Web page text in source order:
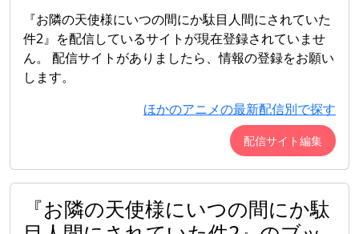
『お隣の天使様にいつの間にか駄目人間にされていた
件2』を配信しているサイトが現在登録されていませ
ん。 配信サイトがありましたら、情報の登録をお願い
します。
ほかのアニメの最新配信別で探す
配信サイト編集
『お隣の天使様にいつの間にか駄